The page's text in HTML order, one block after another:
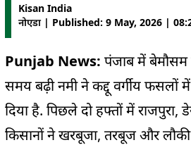
Kisan India
नोएडा | Published: 9 May, 2026 |
Punjab News: पंजाब में
समय बढ़ी नमी ने कद्दू वर्गीय फसलों में
दिया है. पिछले दो हफ्तों में
किसानों ने खरबूजा, तरबूज और